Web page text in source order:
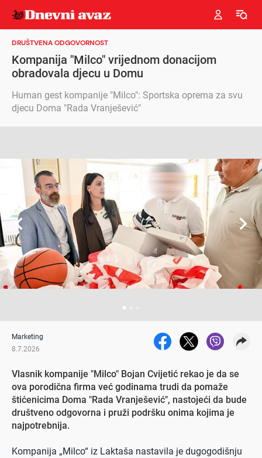
DRUŠTVENA ODGOVORNOST
Kompanija "Milco" vrijednom donacijom
obradovala djecu u Domu
Human gest kompanije "Milco": Sportska oprema za svu
djecu Doma "Rada Vranješević"
Marketing
8.7.2026
Vlasnik kompanije "Milco" Bojan Cvijetić rekao je da se
ova porodična firma već godinama trudi da pomaže
štićenicima Doma "Rada Vranješević", nastojeći da bude
društveno odgovorna i pruži podršku onima kojima je
najpotrebnija.
Kompanija „Milco“ iz Laktaša nastavila je dugogodišnju